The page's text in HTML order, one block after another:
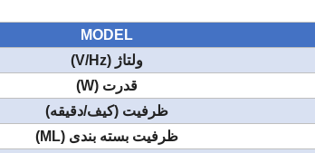
MODEL
ولتاژ (V/Hz)
قدرت (W)
ظرفیت (کیف/دقیقه)
ظرفیت بسته بندی (ML)